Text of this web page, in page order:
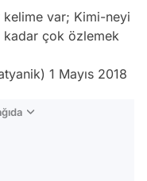
var; Kimi-neyi
çok özlemek
1 Mayıs 2018